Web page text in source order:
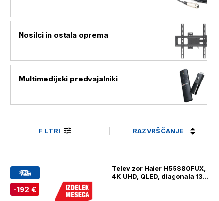
Nosilci in ostala oprema
Multimedijski predvajalniki
FILTRI RAZVRŠČANJE
-192 €
Televizor Haier H55S80FUX,
4K UHD, QLED, diagonala 139